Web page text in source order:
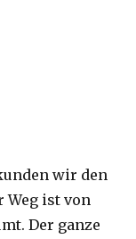
wir den
Weg ist von
Der ganze